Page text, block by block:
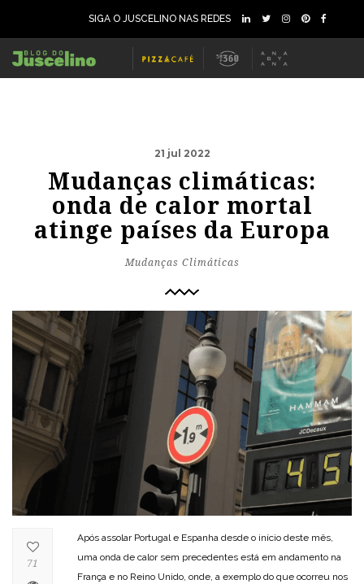
SIGA O JUSCELINO NAS REDES
21 jul 2022
Mudanças climáticas:
onda de calor mortal
atinge países da Europa
Mudanças Climáticas
Após assolar Portugal e Espanha desde o início deste mês,
uma onda de calor sem precedentes está em andamento na
França e no Reino Unido, onde, a exemplo do que ocorreu nos
71